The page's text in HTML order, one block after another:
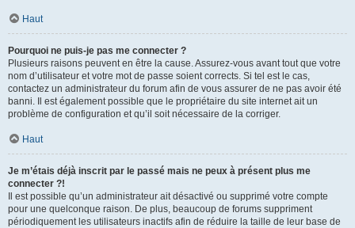
Haut
Pourquoi ne puis-je pas me connecter ?
Plusieurs raisons peuvent en être la cause. Assurez-vous avant tout que votre
nom d’utilisateur et votre mot de passe soient corrects. Si tel est le cas,
contactez un administrateur du forum afin de vous assurer de ne pas avoir été
banni. Il est également possible que le propriétaire du site internet ait un
problème de configuration et qu’il soit nécessaire de la corriger.
Haut
Je m’étais déjà inscrit par le passé mais ne peux à présent plus me
connecter ?!
Il est possible qu’un administrateur ait désactivé ou supprimé votre compte
pour une quelconque raison. De plus, beaucoup de forums suppriment
périodiquement les utilisateurs inactifs afin de réduire la taille de leur base de